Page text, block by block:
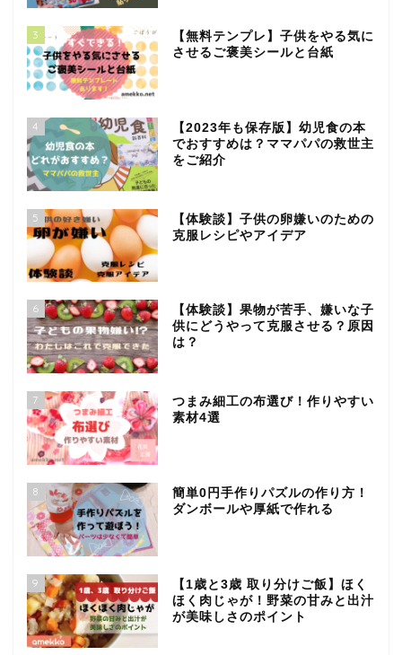
3
【無料テンプレ】子供をやる気に
させるご褒美シールと台紙
4
【2023年も保存版】幼児食の本
でおすすめは？ママパパの救世主
をご紹介
5
【体験談】子供の卵嫌いのための
克服レシピやアイデア
6
【体験談】果物が苦手、嫌いな子
供にどうやって克服させる？原因
は？
7
つまみ細工の布選び！作りやすい
素材4選
8
簡単0円手作りパズルの作り方！
ダンボールや厚紙で作れる
9
【1歳と3歳 取り分けご飯】ほく
ほく肉じゃが！野菜の甘みと出汁
が美味しさのポイント